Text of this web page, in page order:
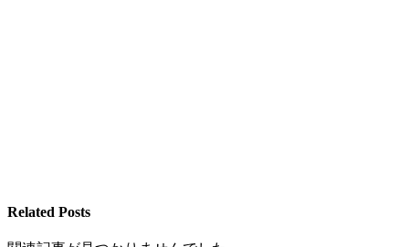
Related Posts